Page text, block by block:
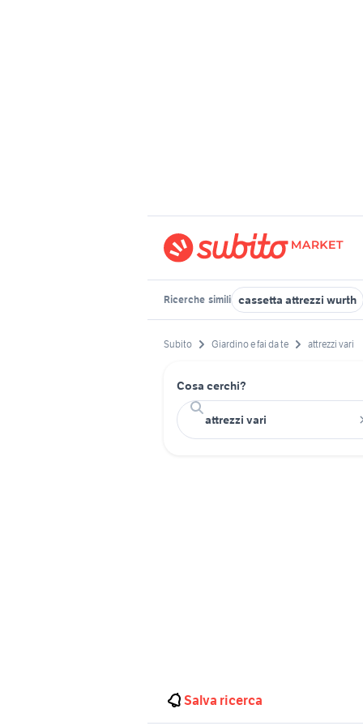
Ricerche simili cassetta attrezzi wurth
Subito Giardino e fai da te attrezzi vari
Cosa cerchi?
Salva ricerca